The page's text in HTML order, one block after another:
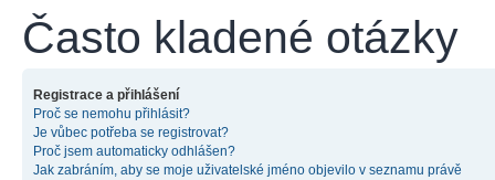
Často kladené otázky
Registrace a přihlášení
Proč se nemohu přihlásit?
Je vůbec potřeba se registrovat?
Proč jsem automaticky odhlášen?
Jak zabráním, aby se moje uživatelské jméno objevilo v seznamu právě